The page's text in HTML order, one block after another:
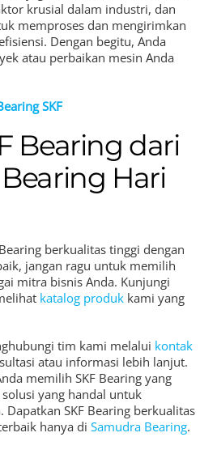
krusial dalam industri, dan
memproses dan mengirimkan
Dengan begitu, Anda
atau perbaikan mesin Anda
SKF
Bearing dari
Hari
berkualitas tinggi dengan
jangan ragu untuk memilih
mitra bisnis Anda. Kunjungi
katalog produk kami yang
tim kami melalui kontak
atau informasi lebih lanjut.
memilih SKF Bearing yang
yang handal untuk
Dapatkan SKF Bearing berkualitas
hanya diSamudra Bearing.